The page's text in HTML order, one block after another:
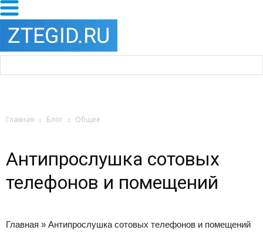
Главная Блог Общее
Антипрослушка сотовых
телефонов и помещений
Главная » Антипрослушка сотовых телефонов и помещений